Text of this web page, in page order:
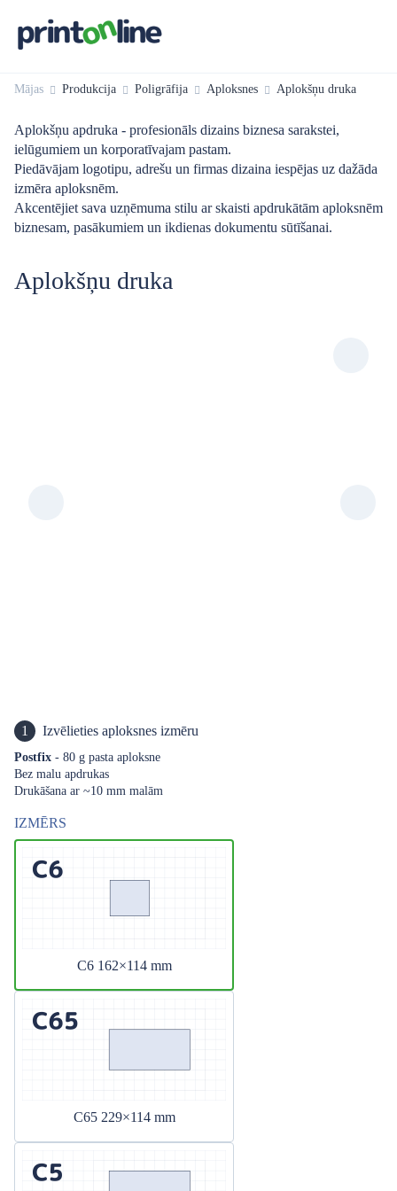
Mājas Produkcija Poligrāfija Aploksnes Aplokšņu druka
Aplokšņu apdruka - profesionāls dizains biznesa sarakstei,
ielūgumiem un korporatīvajam pastam.
Piedāvājam logotipu, adrešu un firmas dizaina iespējas uz dažāda
izmēra aploksnēm.
Akcentējiet sava uzņēmuma stilu ar skaisti apdrukātām aploksnēm
biznesam, pasākumiem un ikdienas dokumentu sūtīšanai.
Aplokšņu druka
1 Izvēlieties aploksnes izmēru
Postfix - 80 g pasta aploksne
Bez malu apdrukas
Drukāšana ar ~10 mm malām
IZMĒRS
C6 162×114 mm
C65 229×114 mm